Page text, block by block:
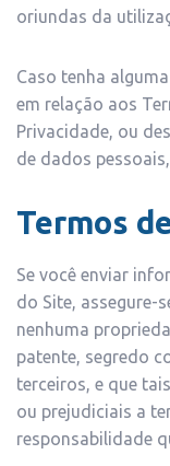
oriundas da
Caso tenha
em relação aos
Privacidade, ou
de dados
Termos
Se você enviar
do Site, assegure-
nenhuma
patente, segredo
terceiros, e que
ou prejudiciais a
responsabilidade